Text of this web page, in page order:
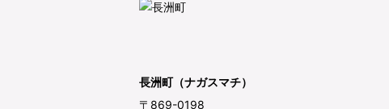
長洲町（ナガスマチ）
〒869-0198